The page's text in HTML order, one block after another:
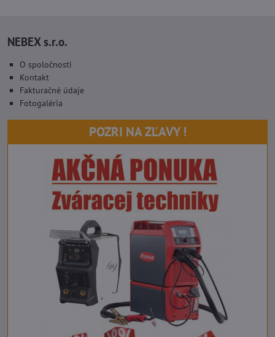
NEBEX s.r.o.
O spoločnosti
Kontakt
Fakturačné údaje
Fotogaléria
POZRI NA ZĽAVY !